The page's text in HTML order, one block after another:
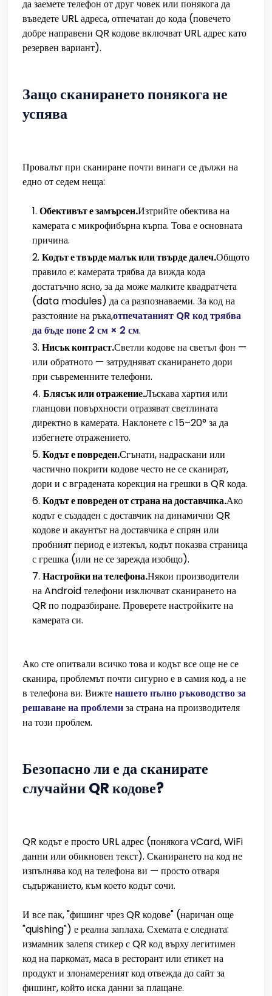
да заемете телефон от друг човек или понякога да
въведете URL адреса, отпечатан до кода (повечето
добре направени QR кодове включват URL адрес като
резервен вариант).
Защо сканирането понякога не
успява
Провалът при сканиране почти винаги се дължи на
едно от седем неща:
Обективът е замърсен.Изтрийте обектива на
камерата с микрофибърна кърпа. Това е основната
причина.
Кодът е твърде малък или твърде далеч.Общото
правило е: камерата трябва да вижда кода
достатъчно ясно, за да може малките квадратчета
(data modules) да са разпознаваеми. За код на
разстояние на ръка,отпечатаният QR код трябва
да бъде поне 2 см × 2 см.
Нисък контраст.Светли кодове на светъл фон —
или обратното — затрудняват сканирането дори
при съвременните телефони.
Блясък или отражение.Лъскава хартия или
гланцови повърхности отразяват светлината
директно в камерата. Наклонете с 15–20° за да
избегнете отражението.
Кодът е повреден.Сгънати, надраскани или
частично покрити кодове често не се сканират,
дори и с вградената корекция на грешки в QR кода.
Кодът е повреден от страна на доставчика.Ако
кодът е създаден с доставчик на динамични QR
кодове и акаунтът на доставчика е спрян или
пробният период е изтекъл, кодът показва страница
с грешка (или не се зарежда изобщо).
Настройки на телефона.Някои производители
на Android телефони изключват сканирането на
QR по подразбиране. Проверете настройките на
камерата си.
Ако сте опитвали всичко това и кодът все още не се
сканира, проблемът почти сигурно е в самия код, а не
в телефона ви. Вижтенашето пълно ръководство за
решаване на проблемиза страна на производителя
на този проблем.
Безопасно ли е да сканирате
случайни QR кодове?
QR кодът е просто URL адрес (понякога vCard, WiFi
данни или обикновен текст). Сканирането на код не
изпълнява код на телефона ви — просто отваря
съдържанието, към което кодът сочи.
И все пак, "фишинг чрез QR кодове" (наричан още
"quishing") е реална заплаха. Схемата е следната:
измамник залепя стикер с QR код върху легитимен
код на паркомат, маса в ресторант или етикет на
продукт и злонамереният код отвежда до сайт за
фишинг, който иска данни за плащане.